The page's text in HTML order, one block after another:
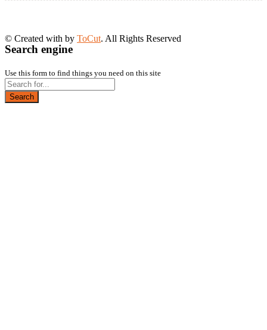
© Created with by ToCut. All Rights Reserved
Search engine
Use this form to find things you need on this site
Search